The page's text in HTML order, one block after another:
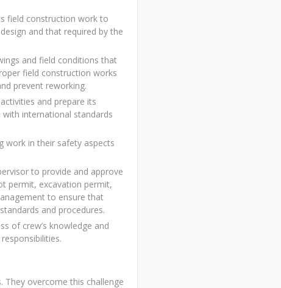
field construction work to
and that required by the
and field conditions that
field construction works
prevent reworking.
and prepare its
international standards
work in their safety aspects
to provide and approve
permit, excavation permit,
to ensure that
and procedures.
of crew’s knowledge and
They overcome this challenge